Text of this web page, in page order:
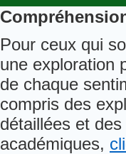
Compré
Pour ceux qui
une exploration
de chaque
compris des
détaillées et des
académiques,